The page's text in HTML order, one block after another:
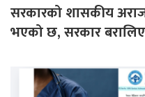
सरकारको शासकीय
भएको छ, सरकार